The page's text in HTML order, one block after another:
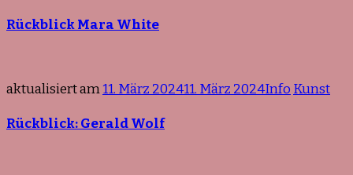
Rückblick Mara White
aktualisiert am11. März 202411. März 2024Info Kunst
Rückblick: Gerald Wolf